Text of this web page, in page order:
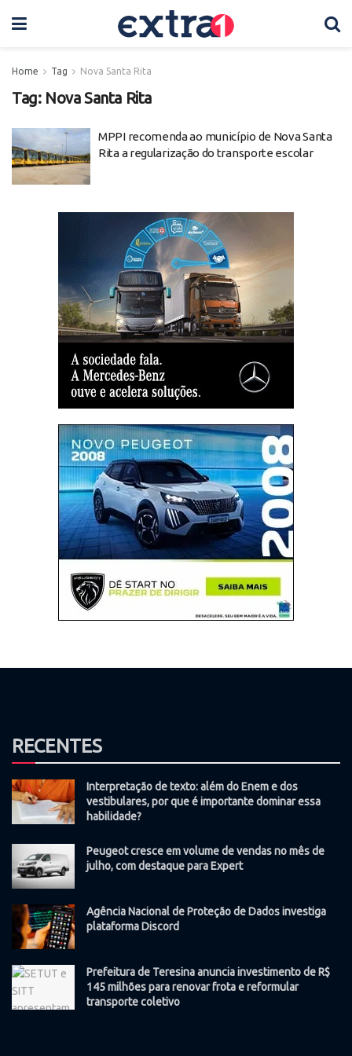
Home Tag Nova Santa Rita
Tag: Nova Santa Rita
MPPI recomenda ao município de Nova Santa
Rita a regularização do transporte escolar
RECENTES
Interpretação de texto: além do Enem e dos
vestibulares, por que é importante dominar essa
habilidade?
Peugeot cresce em volume de vendas no mês de
julho, com destaque para Expert
Agência Nacional de Proteção de Dados investiga
plataforma Discord
Prefeitura de Teresina anuncia investimento de R$
145 milhões para renovar frota e reformular
transporte coletivo